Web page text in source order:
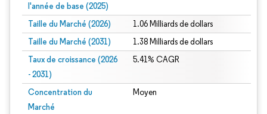
l'année de base (2025)
Taille du Marché (2026) 1.06 Milliards de dollars
Taille du Marché (2031) 1.38 Milliards de dollars
Taux de croissance (2026
- 2031)
5.41% CAGR
Concentration du
Marché
Moyen